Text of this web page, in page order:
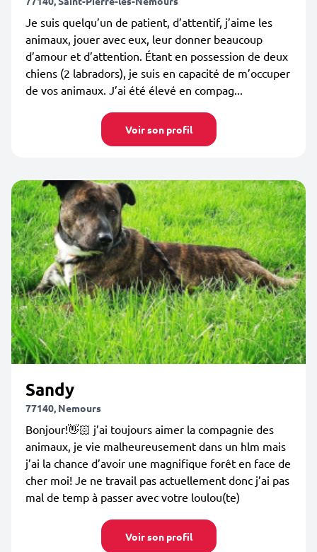
Je suis quelqu’un de patient, d’attentif, j’aime les
animaux, jouer avec eux, leur donner beaucoup
d’amour et d’attention. Étant en possession de deux
chiens (2 labradors), je suis en capacité de m’occuper
de vos animaux. J’ai été élevé en compag...
Voir son profil
Sandy
77140, Nemours
Bonjour!👋🏻 j’ai toujours aimer la compagnie des
animaux, je vie malheureusement dans un hlm mais
j’ai la chance d’avoir une magnifique forêt en face de
cher moi! Je ne travail pas actuellement donc j’ai pas
mal de temp à passer avec votre loulou(te)
Voir son profil